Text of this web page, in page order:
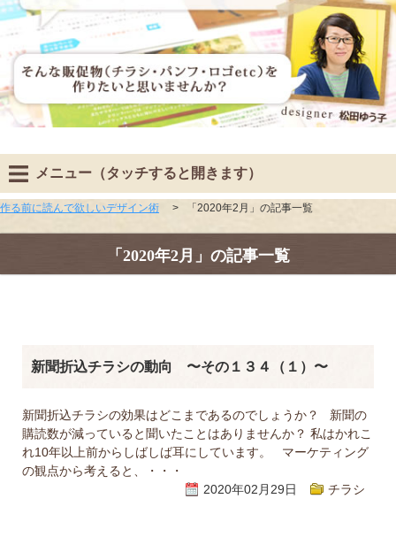
メニュー（タッチすると開きます）
作る前に読んで欲しいデザイン術 > 「2020年2月」の記事一覧
「2020年2月」の記事一覧
新聞折込チラシの動向 〜その１３４（１）〜
新聞折込チラシの効果はどこまであるのでしょうか？ 新聞の
購読数が減っていると聞いたことはありませんか？ 私はかれこ
れ10年以上前からしばしば耳にしています。 マーケティング
の観点から考えると、・・・
2020年02月29日
チラシ